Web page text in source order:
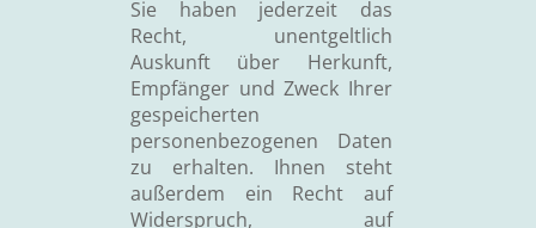
Sie haben jederzeit das
Recht, unentgeltlich
Auskunft über Herkunft,
Empfänger und Zweck Ihrer
gespeicherten
personenbezogenen Daten
zu erhalten. Ihnen steht
außerdem ein Recht auf
Widerspruch, auf